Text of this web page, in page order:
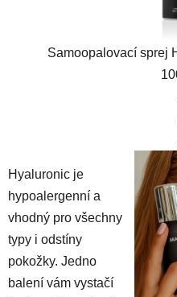
Samoopalovací sprej
Hyaluronic je
hypoalergenní a
vhodný pro všechny
typy i odstíny
pokožky. Jedno
balení vám vystačí